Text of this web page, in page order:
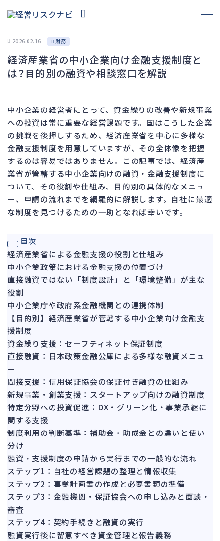
財務 695
資金繰り 193
資産売却 194
法務
差押・強制執行 231
法令違反・行政処分 318
訴訟・不正 279
損害賠償・知的財産 271
経営 157
再建準備
人事労務 572
人件費
労働問題 273
労災・ハラスメント 149
解雇・退職
事業運営 388
情報漏洩・サイバー 269
事業再編 71
手続 701
私的整理
法的整理 476
債権者対応 19
換価・競売 55
2026.02.16 財務
経済産業省の中小企業向け金融支援制度と
は？目的別の融資や相談窓口を解説
中小企業の経営者にとって、資金繰りの改善や新規事業
への投資は常に重要な経営課題です。国はこうした企業
の挑戦を後押しするため、経済産業省を中心に多様な
金融支援制度を用意していますが、その全体像を把握
するのは容易ではありません。この記事では、経済産
業省が管轄する中小企業向けの融資・金融支援制度に
ついて、その役割や仕組み、目的別の具体的なメニュ
ー、申請の流れまでを網羅的に解説します。自社に最適
な制度を見つけるための一助となれば幸いです。
目次
経済産業省による金融支援の役割と仕組み
中小企業政策における金融支援の位置づけ
直接融資ではない「制度設計」と「環境整備」が主な
役割
中小企業庁や政府系金融機関との連携体制
【目的別】経済産業省が管轄する中小企業向け金融支
援制度
資金繰り支援：セーフティネット保証制度
直接融資：日本政策金融公庫による多様な融資メニュ
ー
間接支援：信用保証協会の保証付き融資の仕組み
新規事業・創業支援：スタートアップ向けの融資制度
特定分野への投資促進：DX・グリーン化・事業承継に
関する支援
制度利用の判断基準：補助金・助成金との違いと使い
分け
融資・支援制度の申請から実行までの一般的な流れ
ステップ1：自社の経営課題の整理と情報収集
ステップ2：事業計画書の作成と必要書類の準備
ステップ3：金融機関・保証協会への申し込みと面談・
審査
ステップ4：契約手続きと融資の実行
融資実行後に留意すべき資金管理と報告義務